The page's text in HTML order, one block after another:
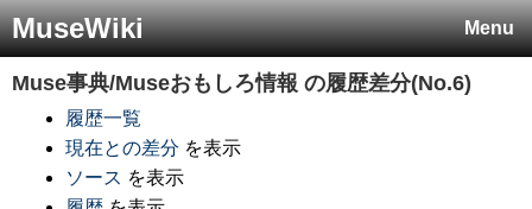
Menu
MuseWiki
Muse事典/Museおもしろ情報 の履歴差分(No.6)
履歴一覧
現在との差分 を表示
ソース を表示